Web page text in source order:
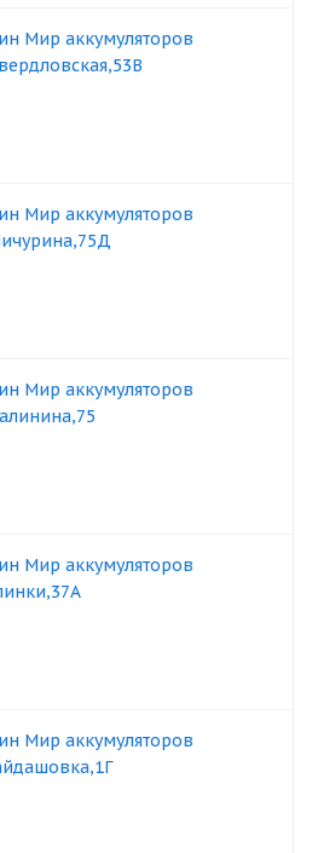
Мир аккумуляторов
Мир аккумуляторов
Мир аккумуляторов
Мир аккумуляторов
Мир аккумуляторов